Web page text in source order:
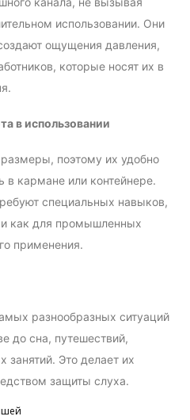
использовании. Они
ощущения давления,
которые носят их в
в использовании
поэтому их удобно
в кармане или контейнере.
специальных навыков,
как для промышленных
применения.
разнообразных ситуаций
до сна, путешествий,
занятий. Это делает их
защиты слуха.